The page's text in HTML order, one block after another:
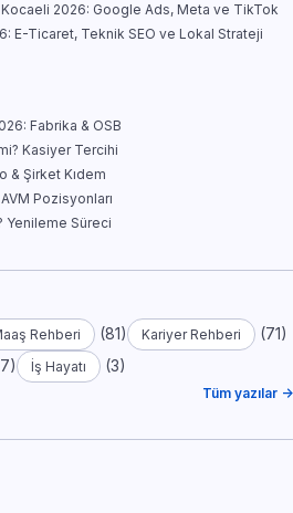
Kocaeli 2026: Google Ads, Meta ve TikTok
E-Ticaret, Teknik SEO ve Lokal Strateji
Fabrika & OSB
Kasiyer Tercihi
& Şirket Kıdem
Pozisyonları
Yenileme Süreci
Rehberi (81) Kariyer Rehberi (71)
İş Hayatı (3)
Tüm yazılar →